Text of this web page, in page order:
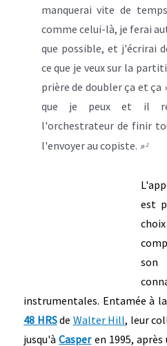
manquerai vite de
comme celui-là, je ferai
que possible, et j'écrirai
ce que je veux sur la
prière de doubler ça et
que je peux et il
l'orchestrateur de finir
l'envoyer au copiste. »2
est
instrumentales. Entamée à
48 HRSde Walter Hill, leur
jusqu'àCasperen 1995, après